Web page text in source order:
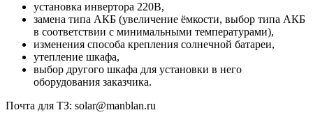
установка инвертора 220В,
замена типа АКБ (увеличение ёмкости, выбор типа АКБ
в соответствии с минимальными температурами),
изменения способа крепления солнечной батареи,
утепление шкафа,
выбор другого шкафа для установки в него
оборудования заказчика.
Почта для ТЗ: solar@manblan.ru